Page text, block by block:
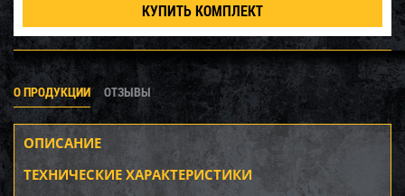
КУПИТЬ КОМПЛЕКТ
О ПРОДУКЦИИ ОТЗЫВЫ
ОПИСАНИЕ
ТЕХНИЧЕСКИЕ ХАРАКТЕРИСТИКИ